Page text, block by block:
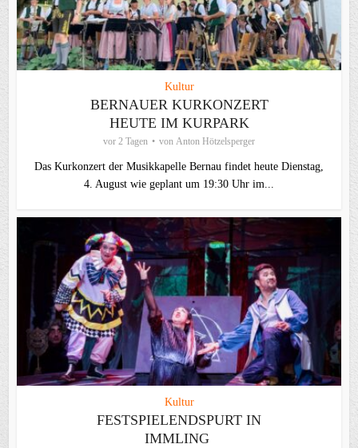
Kultur
BERNAUER KURKONZERT
HEUTE IM KURPARK
vor 2 Tagen von Anton Hötzelsperger
Das Kurkonzert der Musikkapelle Bernau findet heute Dienstag,
4. August wie geplant um 19:30 Uhr im...
Kultur
FESTSPIELENDSPURT IN
IMMLING